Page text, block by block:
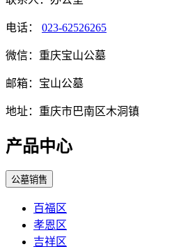
电话： 023-62526265
微信：重庆宝山公墓
邮箱：宝山公墓
地址：重庆市巴南区木洞镇
产品中心
公墓销售
百福区
孝恩区
吉祥区